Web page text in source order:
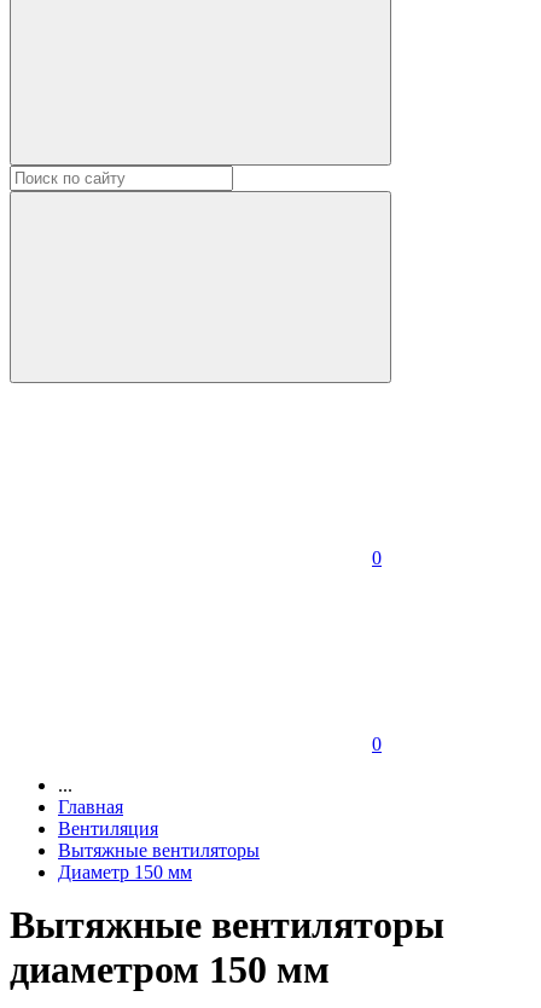
0
0
...
Главная
Вентиляция
Вытяжные вентиляторы
Диаметр 150 мм
Вытяжные вентиляторы
диаметром 150 мм